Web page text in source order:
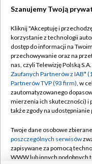
Abonament TVP
Emisja w TVP
Centrum informacji
Naziemna Telewizja
Rada Programowa
System NOS
Szanujemy Twoją
Kliknij "Akceptuję i
korzystanie z technologii
dostęp do informacji na
przechowywanie oraz na
nas, czyli Telewizję Polską
Zaufanych Partnerów z IAB*
Partnerów TVP (93 firm), w
zautomatyzowanego
mierzenia ich skuteczności) i
także zgody na
Twoje dane osobowe
poszczególnych serwisów
zapisywane za pomocą
WWW lub innych podobnych